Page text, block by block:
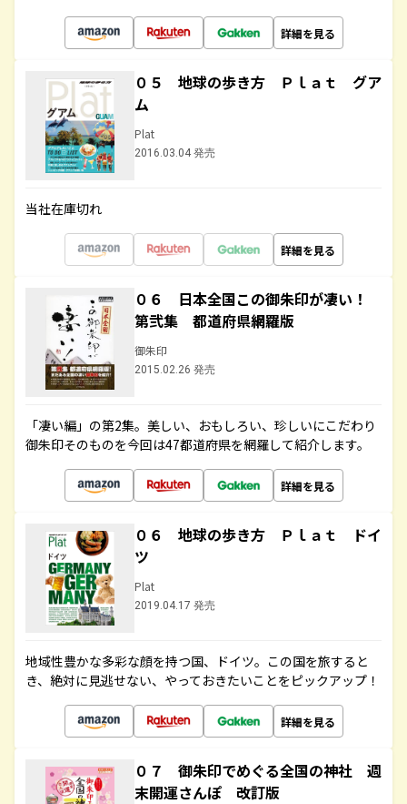
詳細を見る
０５ 地球の歩き方 Ｐｌａｔ グア
ム
Plat
2016.03.04 発売
当社在庫切れ
詳細を見る
０６ 日本全国この御朱印が凄い！
第弐集 都道府県網羅版
御朱印
2015.02.26 発売
「凄い編」の第2集。美しい、おもしろい、珍しいにこだわり
御朱印そのものを今回は47都道府県を網羅して紹介します。
詳細を見る
０６ 地球の歩き方 Ｐｌａｔ ドイ
ツ
Plat
2019.04.17 発売
地域性豊かな多彩な顔を持つ国、ドイツ。この国を旅すると
き、絶対に見逃せない、やっておきたいことをピックアップ！
詳細を見る
０７ 御朱印でめぐる全国の神社 週
末開運さんぽ 改訂版